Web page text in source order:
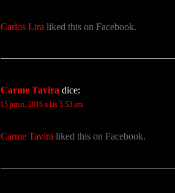
Carlos Lira liked this on Facebook.
Carme Tavira dice:
15 junio, 2016 a las 5:53 am
Carme Tavira liked this on Facebook.